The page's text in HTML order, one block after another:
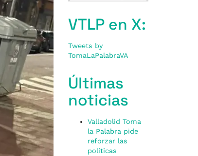
VTLP en X:
Tweets by
TomaLaPalabraVA
Últimas
noticias
Valladolid Toma
la Palabra pide
reforzar las
políticas